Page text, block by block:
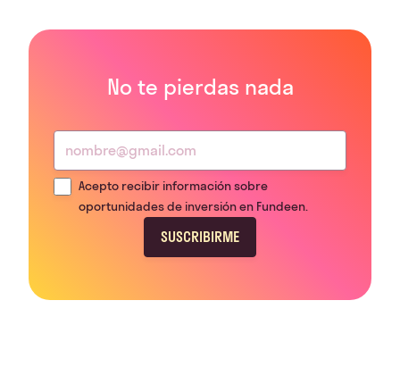
No te pierdas nada
Acepto recibir información sobre
oportunidades de inversión en Fundeen.
SUSCRIBIRME